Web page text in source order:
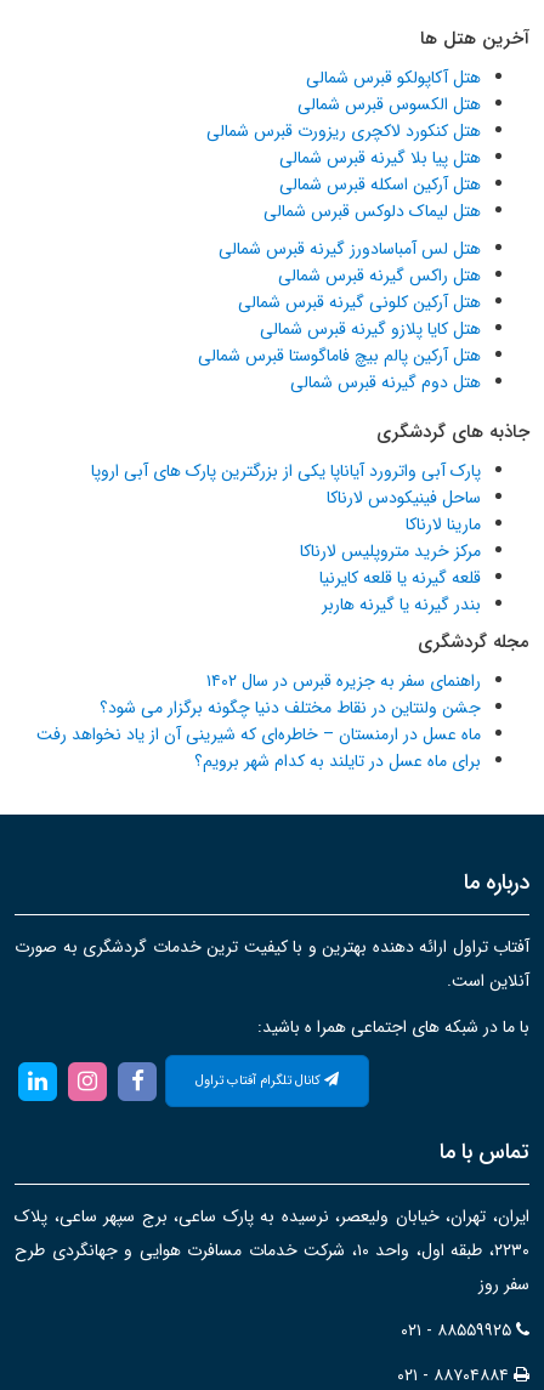
آخرین هتل ها
هتل آکاپولکو قبرس شمالی
هتل الکسوس قبرس شمالی
هتل کنکورد لاکچری ریزورت قبرس شمالی
هتل پیا بلا گیرنه قبرس شمالی
هتل آرکین اسکله قبرس شمالی
هتل لیماک دلوکس قبرس شمالی
هتل لس آمباسادورز گیرنه قبرس شمالی
هتل راکس گیرنه قبرس شمالی
هتل آرکین کلونی گیرنه قبرس شمالی
هتل کایا پلازو گیرنه قبرس شمالی
هتل آرکین پالم بیچ فاماگوستا قبرس شمالی
هتل دوم گیرنه قبرس شمالی
جاذبه های گردشگری
پارک آبی واترورد آیاناپا یکی از بزرگترین پارک های آبی اروپا
ساحل فینیکودس لارناکا
مارینا لارناکا
مرکز خرید متروپلیس لارناکا
قلعه گیرنه یا قلعه کایرنیا
بندر گیرنه یا گیرنه هاربر
مجله گردشگری
راهنمای سفر به جزیره قبرس در سال ۱۴۰۲
جشن ولنتاین در نقاط مختلف دنیا چگونه برگزار می شود؟
ماه عسل در ارمنستان – خاطره‌ای که شیرینی آن از یاد نخواهد رفت
برای ماه عسل در تایلند به کدام شهر برویم؟
درباره ما
آفتاب تراول ارائه دهنده بهترین و با کیفیت ترین خدمات گردشگری به صورت
آنلاین است.
با ما در شبکه های اجتماعی همرا ه باشید:
کانال تلگرام آفتاب تراول
تماس با ما
ایران، تهران، خیابان ولیعصر، نرسیده به پارک ساعی، برج سپهر ساعی، پلاک
۲۲۳۰، طبقه اول، واحد ۱۰، شرکت خدمات مسافرت هوایی و جهانگردی طرح
سفر روز
۰۲۱ - ۸۸۵۵۹۹۲۵
۰۲۱ - ۸۸۷۰۴۸۸۴